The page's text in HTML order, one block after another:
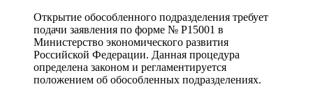
Открытие обособленного подразделения требует
подачи заявления по форме № Р15001 в
Министерство экономического развития
Российской Федерации. Данная процедура
определена законом и регламентируется
положением об обособленных подразделениях.